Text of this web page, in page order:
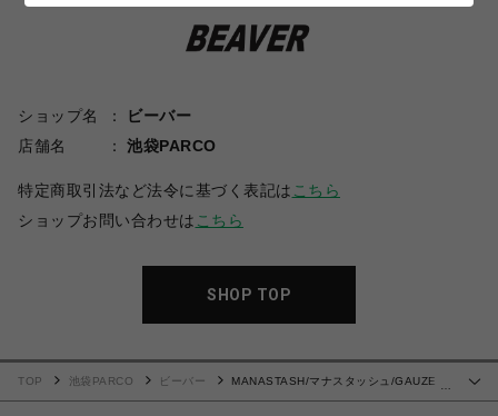
ショップ名
ビーバー
店舗名
池袋PARCO
特定商取引法など法令に基づく表記は こちら
ショップお問い合わせは こちら
SHOP TOP
TOP 池袋PARCO ビーバー
MANASTASH/マナスタッシュ/GAUZE